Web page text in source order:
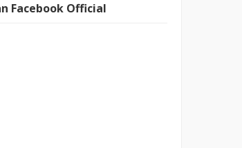
Facebook Official